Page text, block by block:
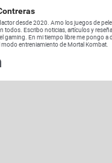
desde 2020. Amo los juegos de
todos. Escribo noticias, artículos y
gaming. En mi tiempo libre me pongo a
modo entreniamiento de Mortal Kombat.
in new window
in new window